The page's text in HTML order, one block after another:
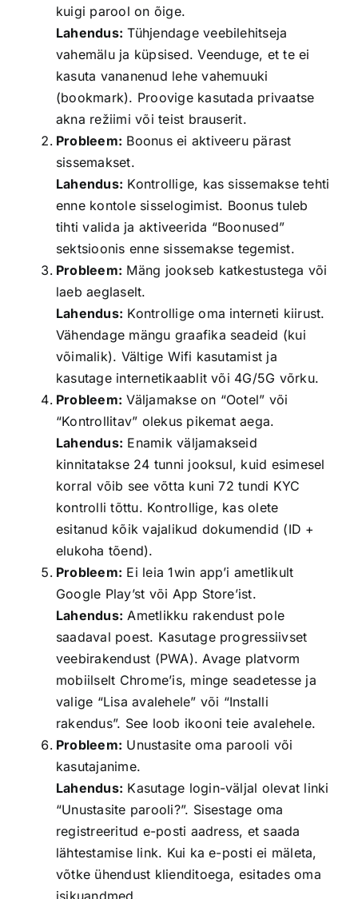
kuigi parool on õige.
Lahendus: Tühjendage veebilehitseja
vahemälu ja küpsised. Veenduge, et te ei
kasuta vananenud lehe vahemuuki
(bookmark). Proovige kasutada privaatse
akna režiimi või teist brauserit.
Probleem: Boonus ei aktiveeru pärast
sissemakset.
Lahendus: Kontrollige, kas sissemakse tehti
enne kontole sisselogimist. Boonus tuleb
tihti valida ja aktiveerida “Boonused”
sektsioonis enne sissemakse tegemist.
Probleem: Mäng jookseb katkestustega või
laeb aeglaselt.
Lahendus: Kontrollige oma interneti kiirust.
Vähendage mängu graafika seadeid (kui
võimalik). Vältige Wifi kasutamist ja
kasutage internetikaablit või 4G/5G võrku.
Probleem: Väljamakse on “Ootel” või
“Kontrollitav” olekus pikemat aega.
Lahendus: Enamik väljamakseid
kinnitatakse 24 tunni jooksul, kuid esimesel
korral võib see võtta kuni 72 tundi KYC
kontrolli tõttu. Kontrollige, kas olete
esitanud kõik vajalikud dokumendid (ID +
elukoha tõend).
Probleem: Ei leia 1win app’i ametlikult
Google Play’st või App Store’ist.
Lahendus: Ametlikku rakendust pole
saadaval poest. Kasutage progressiivset
veebirakendust (PWA). Avage platvorm
mobiilselt Chrome’is, minge seadetesse ja
valige “Lisa avalehele” või “Installi
rakendus”. See loob ikooni teie avalehele.
Probleem: Unustasite oma parooli või
kasutajanime.
Lahendus: Kasutage login-väljal olevat linki
“Unustasite parooli?”. Sisestage oma
registreeritud e-posti aadress, et saada
lähtestamise link. Kui ka e-posti ei mäleta,
võtke ühendust klienditoega, esitades oma
isikuandmed.